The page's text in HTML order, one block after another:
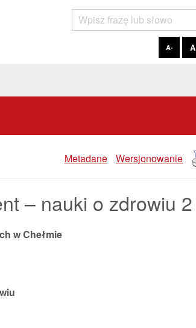
Szukaj
A- A
Metadane Wersjonowanie
– nauki o zdrowiu 2
w Chełmie